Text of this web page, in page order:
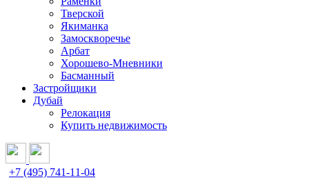
Тверской
Якиманка
Замоскворечье
Арбат
Хорошево-Мневники
Басманный
Застройщики
Дубай
Релокация
Купить недвижимость
+7 (495) 741-11-04